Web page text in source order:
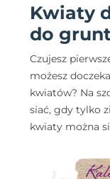
Kwiaty
do
Czujesz
możesz
kwiatów? Na
siać, gdy tylko
kwiaty można